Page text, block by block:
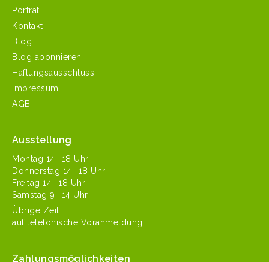
Porträt
Kontakt
Blog
Blog abonnieren
Haftungsausschluss
Impressum
AGB
Ausstellung
Mon­tag 14- 18 Uhr
Don­ner­stag 14- 18 Uhr
Fre­itag 14- 18 Uhr
Sam­stag 9- 14 Uhr
Übrige Zeit:
auf tele­fonis­che Voranmeldung.
Zahlungsmöglichkeiten